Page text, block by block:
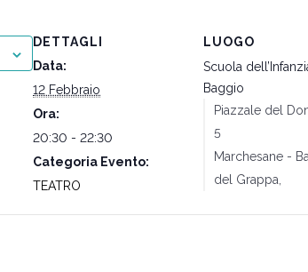
DETTAGLI
Data:
12 Febbraio
Ora:
20:30 - 22:30
Categoria Evento:
TEATRO
LUOGO
Scuola
Baggio
Piazzale del
5
Marchesane -
del Grappa,